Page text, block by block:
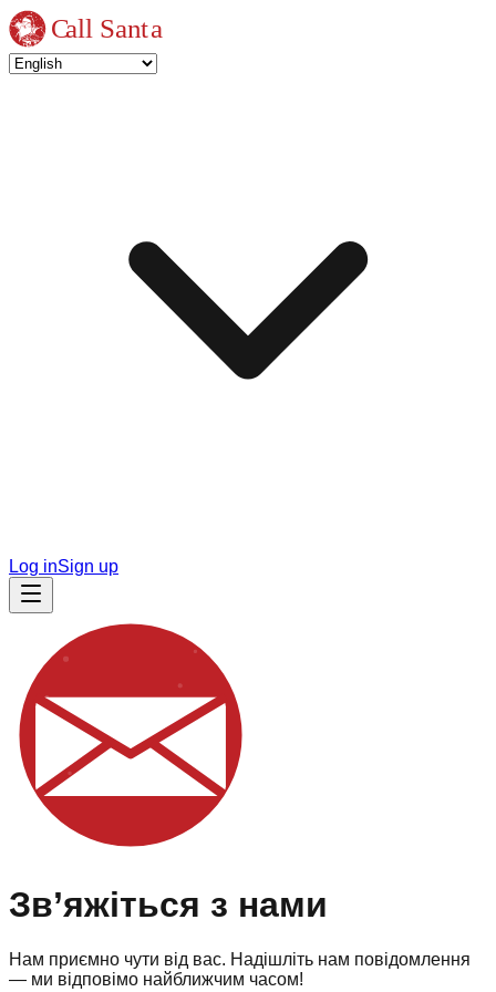
Log inSign up
Зв’яжіться з нами
Нам приємно чути від вас. Надішліть нам повідомлення
— ми відповімо найближчим часом!